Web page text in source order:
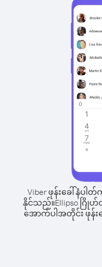
Viber ဖုန်းခေါ်နံပ
နိုင်သည်။Ellipso ဂြို
အောက်ပါအတိုင်း ဖုန်းခ